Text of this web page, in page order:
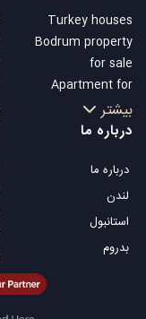
Turkey houses
Bodrum property
for sale
Apartment for
sale in Istanbul
Istanbul Villas
Apartment for
sale in Antalya
Antalya homes
بیشتر
درباره ما
درباره ما
لندن
استانبول
بدروم